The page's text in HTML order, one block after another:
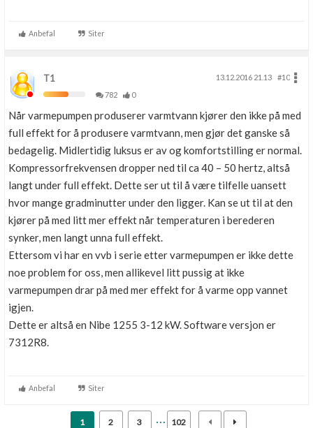
Anbefal Siter
T1 13.12.2016 21.13
#10
782
0
Når varmepumpen produserer varmtvann kjører den ikke på med
full effekt for å produsere varmtvann, men gjør det ganske så
bedagelig. Midlertidig luksus er av og komfortstilling er normal.
Kompressorfrekvensen dropper ned til ca 40 – 50 hertz, altså
langt under full effekt. Dette ser ut til å være tilfelle uansett
hvor mange gradminutter under den ligger. Kan se ut til at den
kjører på med litt mer effekt når temperaturen i berederen
synker, men langt unna full effekt.
Ettersom vi har en vvb i serie etter varmepumpen er ikke dette
noe problem for oss, men allikevel litt pussig at ikke
varmepumpen drar på med mer effekt for å varme opp vannet
igjen.
Dette er altså en Nibe 1255 3-12 kW. Software versjon er
7312R8.
Anbefal Siter
1 2 3 102